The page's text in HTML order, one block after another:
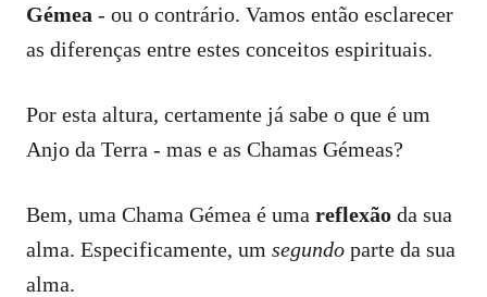
Gémea - ou o contrário. Vamos então esclarecer
as diferenças entre estes conceitos espirituais.
Por esta altura, certamente já sabe o que é um
Anjo da Terra - mas e as Chamas Gémeas?
Bem, uma Chama Gémea é uma reflexão da sua
alma. Especificamente, um segundo parte da sua
alma.